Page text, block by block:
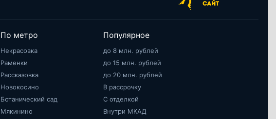
По метро
Некрасовка
Раменки
Рассказовка
Новокосино
Ботанический сад
Мякинино
Популярное
до 8 млн. рублей
до 15 млн. рублей
до 20 млн. рублей
В рассрочку
С отделкой
Внутри МКАД